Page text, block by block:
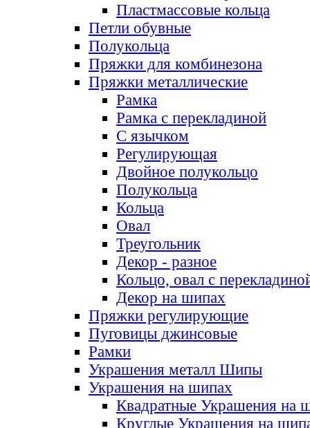
Пластмассовые кольца
Петли обувные
Полукольца
Пряжки для комбинезона
Пряжки металлические
Рамка
Рамка с перекладиной
С язычком
Регулирующая
Двойное полукольцо
Полукольца
Кольца
Овал
Треугольник
Декор - разное
Кольцо, овал с
Декор на шипах
Пряжки регулирующие
Пуговицы джинсовые
Рамки
Украшения металл Шипы
Украшения на шипах
Квадратные Украшения на
Круглые Украшения на